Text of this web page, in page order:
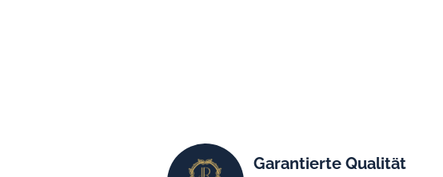
Garantierte Qualität